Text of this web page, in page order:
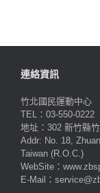
連絡資訊
竹北國民運動中心
TEL：03-550-0222
地址：302 新竹縣
Addr: No. 18,
Taiwan (R.O.C.)
WebSite：
E-Mail：